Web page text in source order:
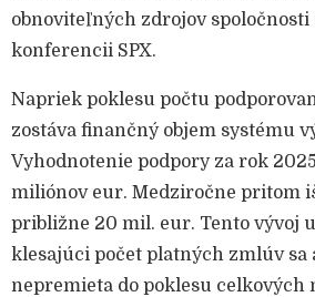
obnoviteľných zdrojov spoločnosti
konferencii SPX.
Napriek poklesu počtu
zostáva finančný objem systému
Vyhodnotenie podpory za rok
miliónov eur. Medziročne pritom
približne 20 mil. eur. Tento vývoj
klesajúci počet platných zmlúv
nepremieta do poklesu celkových